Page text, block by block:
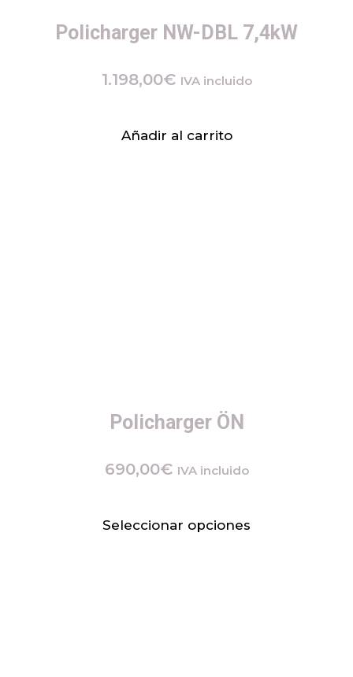
Policharger NW-DBL 7,4kW
1.198,00€ IVA incluido
Añadir al carrito
Policharger ÖN
690,00€ IVA incluido
Seleccionar opciones